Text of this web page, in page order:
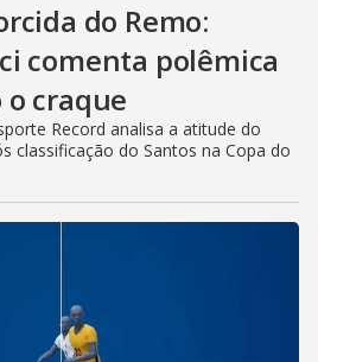
do Remo:
comenta polêmica
craque
Record analisa a atitude do
classificação do Santos na Copa do